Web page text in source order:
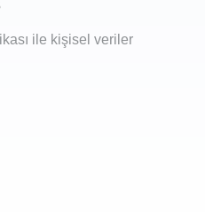
ile kişisel veriler